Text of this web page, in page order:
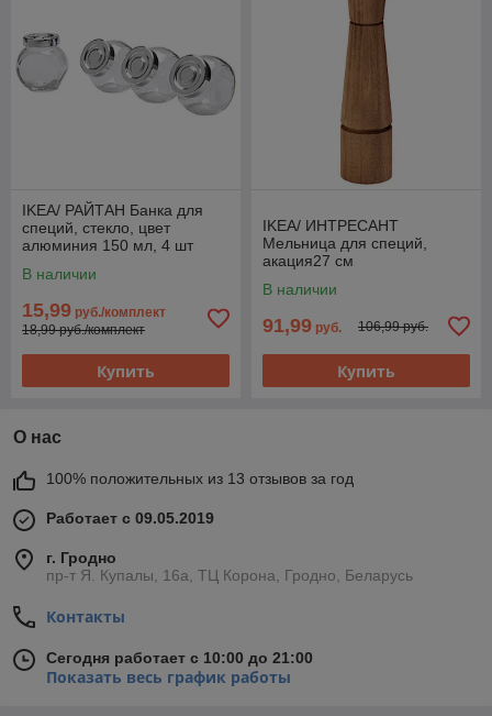
IKEA/ РАЙТАН Банка для
специй, стекло, цвет
алюминия 150 мл, 4 шт
В наличии
15,99 руб./комплект
18,99 руб./комплект
Купить
IKEA/ ИНТРЕСАНТ
Мельница для специй,
акация27 см
В наличии
91,99 руб. 106,99 руб.
Купить
О нас
100% положительных из 13 отзывов за год
Работает с 09.05.2019
г. Гродно
пр-т Я. Купалы, 16а, ТЦ Корона, Гродно, Беларусь
Контакты
Сегодня работает с 10:00 до 21:00
Показать весь график работы